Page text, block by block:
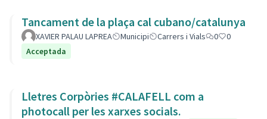
Tancament de la plaça cal cubano/catalunya
XAVIER PALAU LAPREA Municipi Carrers i Vials 0
0
Acceptada
Lletres Corpòries #CALAFELL com a
photocall per les xarxes socials.